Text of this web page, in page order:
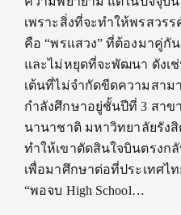
เพราะสิ่งที่จะทำให้พรสวร
คือ “พรแสวง” ที่ต้องมาคู่กั
และไม่หยุดที่จะพัฒนา ดังเ
เต้นที่ไม่จำกัดขีดความสาม
กำลังศึกษาอยู่ชั้นปีที่ 3 สาข
นานาชาติ มหาวิทยาลัยรัง
ทำให้เขาตัดสินใจบินตรงกลั
เพื่อมาศึกษาต่อที่ประเทศไ
“พอจบ High School…